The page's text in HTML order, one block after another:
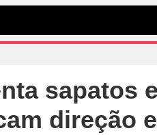
sapatos
direção